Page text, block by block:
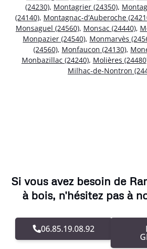
(24230), Montagrier (24350),
(24140), Montagnac-d’Auberoche
Monsaguel (24560), Monsac (24440),
Monpazier (24540), Monmarvès
(24560), Monfaucon (24130),
Monbazillac (24240), Molières
Milhac-de-Nontron
Si vous avez besoin de
à bois, n'hésitez pas à
06.85.19.08.92